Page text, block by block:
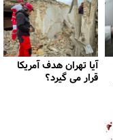
آیا تهران هدف آمریکا
قرار می گیرد؟